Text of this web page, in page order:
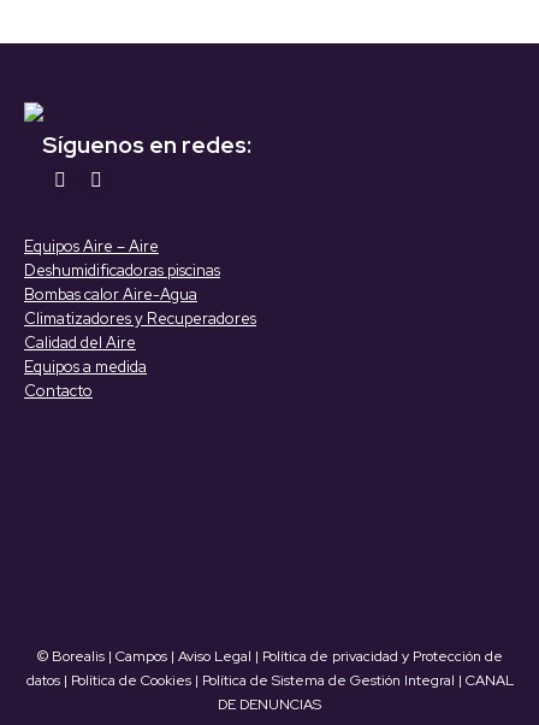
Síguenos en redes:
Encuéntranos en:
opens
in
new
window
opens
in
new
window
Equipos Aire – Aire
Deshumidificadoras piscinas
Bombas calor Aire-Agua
Climatizadores y Recuperadores
Calidad del Aire
Equipos a medida
Contacto
© Borealis | Campos | Aviso Legal | Política de privacidad y Protección de
datos| Política de Cookies| Política de Sistema de Gestión Integral | CANAL
DE DENUNCIAS